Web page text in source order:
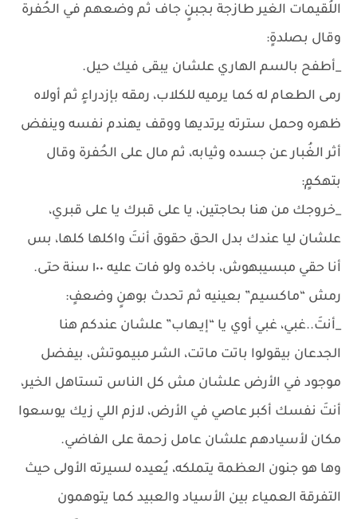
اللُقيمات الغير طازجة بجبنٍ جاف ثم وضعهم في الحُفرة
وقال بصلدةٍ:
_أطفح بالسم الهاري علشان يبقى فيك حيل.
رمى الطعام له كما يرميه للكلاب، رمقه بإزدراءٍ ثم أولاه
ظهره وحمل سترته يرتديها ووقف يهندم نفسه وينفض
أثر الغُبار عن جسده وثيابه، ثم مال على الحُفرة وقال
بتهكمٍ:
_خروجك من هنا بحاجتين، يا على قبرك يا على قبري،
علشان ليا عندك بدل الحق حقوق أنتَ واكلها كلها، بس
أنا حقي مبسيبهوش، باخده ولو فات عليه ١٠٠ سنة حتى.
رمش “ماكسيم” بعينيه ثم تحدث بوهنٍ وضعفٍ:
_أنتَ..غبي، غبي أوي يا “إيـهاب” علشان عندكم هنا
الجدعان بيقولوا باتت ماتت، الشر مبيموتش، بيفضل
موجود في الأرض علشان مش كل الناس تستاهل الخير،
أنتَ نفسك أكبر عاصي في الأرض، لازم اللي زيك يوسعوا
مكان لأسيادهم علشان عامل زحمة على الفاضي.
وها هو جنون العظمة يتملكه، يُعيده لسيرته الأولى حيث
التفرقة العمياء بين الأسياد والعبيد كما يتوهمون